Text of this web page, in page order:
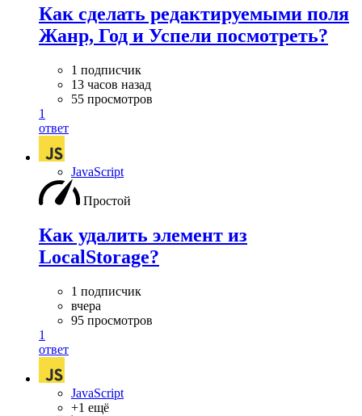
Как сделать редактируемыми поля
Жанр, Год и Успели посмотреть?
1 подписчик
13 часов назад
55 просмотров
1
ответ
JavaScript
Простой
Как удалить элемент из
LocalStorage?
1 подписчик
вчера
95 просмотров
1
ответ
JavaScript
+1 ещё